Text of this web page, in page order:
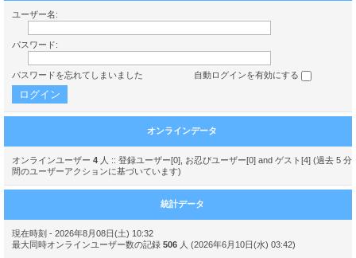
ユーザー名:
パスワード:
パスワードを忘れてしまいました 自動ログインを有効にする
オンラインデータ
オンラインユーザー 4 人 :: 登録ユーザー[0], お忍びユーザー[0] and ゲスト[4] (過去 5 分
間のユーザーアクションに基づいています)
統計データ
現在時刻 - 2026年8月08日(土) 10:32
最大同時オンラインユーザー数の記録 506 人 (2026年6月10日(水) 03:42)